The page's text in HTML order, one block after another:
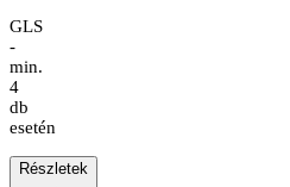
GLS
-
min.
4
db
esetén
Részletek